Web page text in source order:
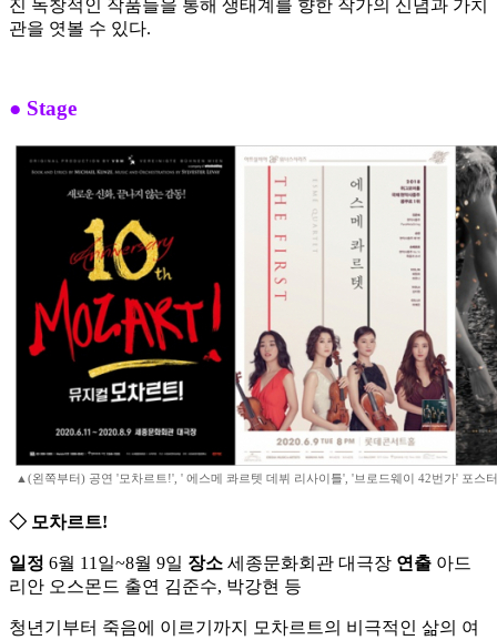
진 독창적인 작품들을 통해 생태계를 향한 작가의 신념과 가치
관을 엿볼 수 있다.
● Stage
▲(왼쪽부터) 공연 '모차르트!', ' 에스메 콰르텟 데뷔 리사이틀', '브로드웨이 42번가' 포스
◇ 모차르트!
일정 6월 11일~8월 9일 장소 세종문화회관 대극장 연출 아드
리안 오스몬드 출연 김준수, 박강현 등
청년기부터 죽음에 이르기까지 모차르트의 비극적인 삶의 여